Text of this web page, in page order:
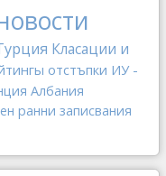
Класации и
отстъпки ИУ -
Албания
ранни записвания